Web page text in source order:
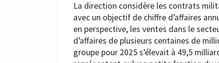
La direction considère les contrats
avec un objectif de chiffre d’affaires
en perspective, les ventes dans le
d’affaires de plusieurs centaines de
groupe pour 2025 s’élevait à 49,5